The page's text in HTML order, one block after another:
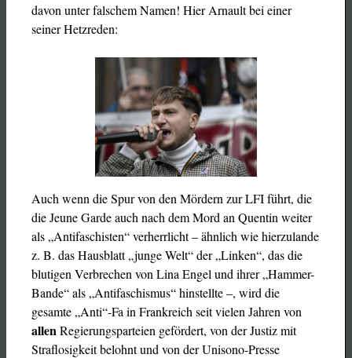
davon unter falschem Namen! Hier Arnault bei einer
seiner Hetzreden:
Auch wenn die Spur von den Mördern zur LFI führt, die
die Jeune Garde auch nach dem Mord an Quentin weiter
als „Antifaschisten“ verherrlicht – ähnlich wie hierzulande
z. B. das Hausblatt „junge Welt“ der „Linken“, das die
blutigen Verbrechen von Lina Engel und ihrer „Hammer-
Bande“ als „Antifaschismus“ hinstellte –, wird die
gesamte „Anti“-Fa in Frankreich seit vielen Jahren von
allenRegierungsparteien gefördert, von der Justiz mit
Straflosigkeit belohnt und von der Unisono-Presse